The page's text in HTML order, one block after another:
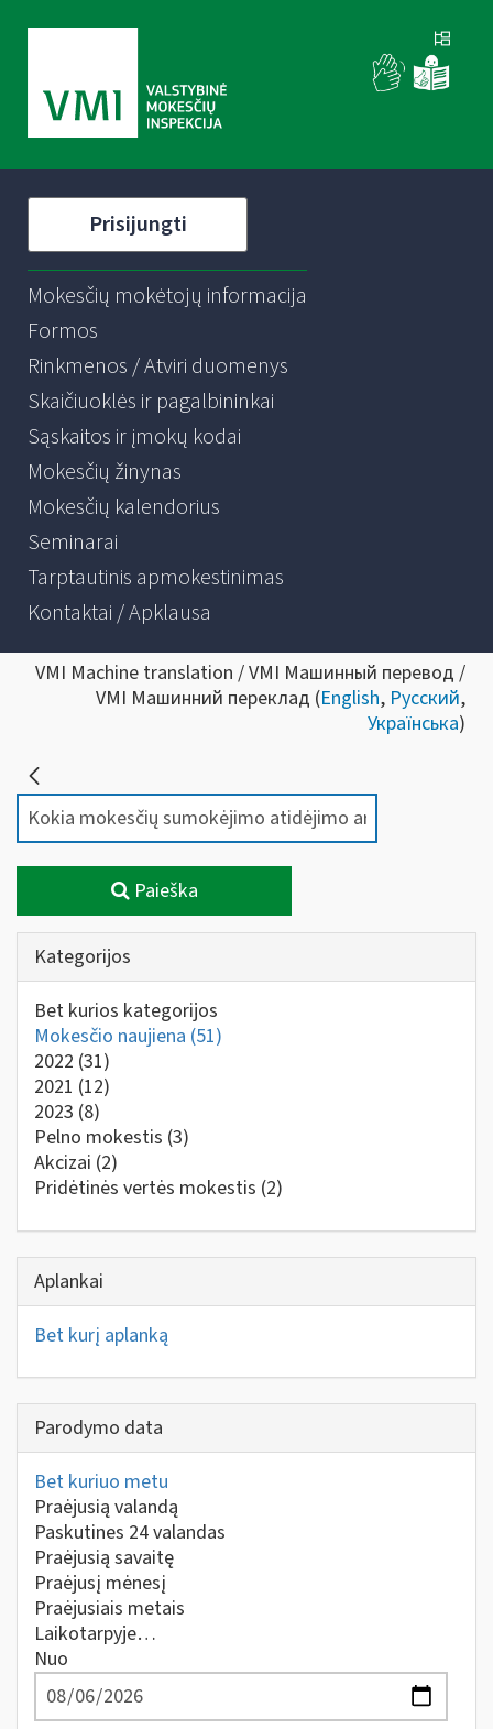
Prisijungti
Mokesčių mokėtojų informacija
Formos
Rinkmenos / Atviri duomenys
Skaičiuoklės ir pagalbininkai
Sąskaitos ir įmokų kodai
Mokesčių žinynas
Mokesčių kalendorius
Seminarai
Tarptautinis apmokestinimas
Kontaktai / Apklausa
VMI Machine translation / VMI Машинный перевод /
VMI Машинний переклад (English, Русский,
Українська)
Paieška
Kategorijos
Bet kurios kategorijos
Mokesčio naujiena (51)
2022 (31)
2021 (12)
2023 (8)
Pelno mokestis (3)
Akcizai (2)
Pridėtinės vertės mokestis (2)
Aplankai
Bet kurį aplanką
Parodymo data
Bet kuriuo metu
Praėjusią valandą
Paskutines 24 valandas
Praėjusią savaitę
Praėjusį mėnesį
Praėjusiais metais
Laikotarpyje…
Nuo